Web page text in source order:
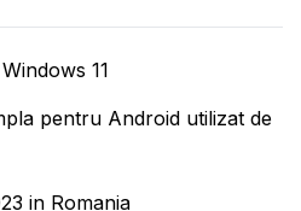
11
pentru Android utilizat de
in Romania